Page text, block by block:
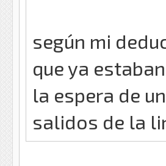
según mi
que ya
la espera de
salidos de la